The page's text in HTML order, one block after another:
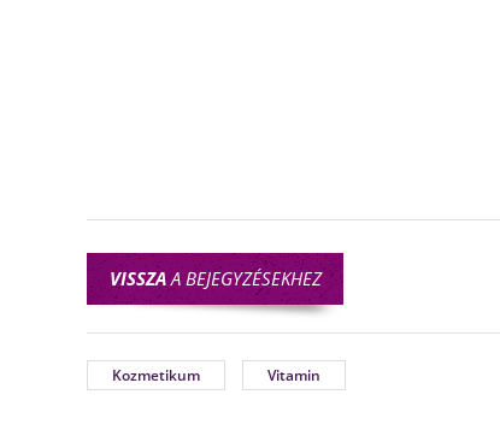
VISSZAA BEJEGYZÉSEKHEZ
Kozmetikum Vitamin